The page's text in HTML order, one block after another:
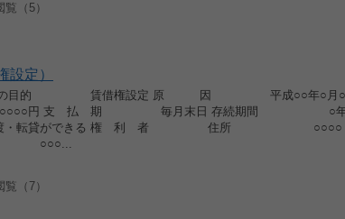
覧（5）
設定）
の目的 賃借権設定 原 因 平成○○年○月○
円 支 払 期 毎月末日 存続期間 ○
貸ができる 権 利 者 住所 ○○○○
覧（7）